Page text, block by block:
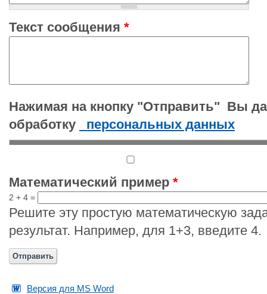
Текст сообщения *
Нажимая на кнопку "Отправить" Вы
обработку
персональных данных
Математический пример *
2 + 4 =
Решите эту простую математическую
результат. Например, для 1+3, введите 4.
Версия для MS Word